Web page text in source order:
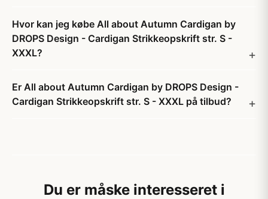
Hvor kan jeg købe All about Autumn Cardigan by
DROPS Design - Cardigan Strikkeopskrift str. S -
XXXL?
Er All about Autumn Cardigan by DROPS Design -
Cardigan Strikkeopskrift str. S - XXXL på tilbud?
Du er måske interesseret i